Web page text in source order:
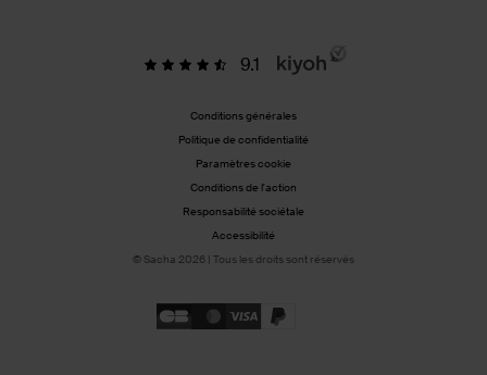
9.1
Conditions générales
Politique de confidentialité
Paramètres cookie
Conditions de l'action
Responsabilité sociétale
Accessibilité
© Sacha 2026 | Tous les droits sont réservés